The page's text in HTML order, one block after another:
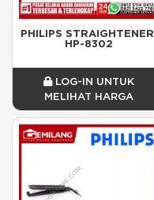
PHILIPS STRAIGHTENER
HP-8302
LOG-IN UNTUK
MELIHAT HARGA